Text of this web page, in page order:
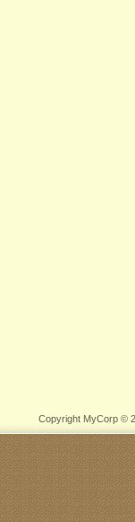
Copyright MyCorp ©